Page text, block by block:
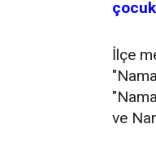
çocuk
İlçe
ve